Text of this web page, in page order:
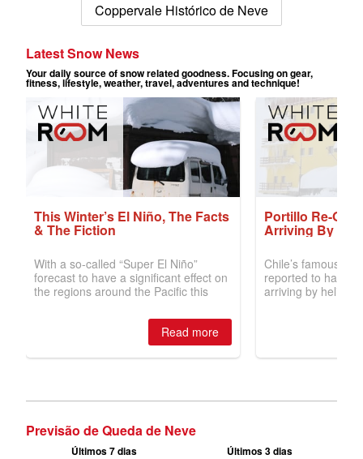
Coppervale Histórico de Neve
Previsão de Queda de Neve
Últimos 7 dias Últimos 3 dias